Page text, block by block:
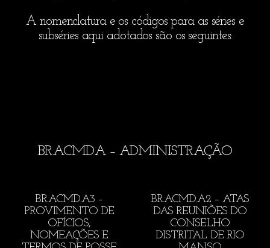
A nomenclatura e os códigos para as séries e
subséries aqui adotados são os seguintes:
BR.ACMD.A – ADMINISTRAÇÃO
BR.ACMD.A3 –
PROVIMENTO DE
OFÍCIOS,
NOMEAÇÕES E
BR.ACMD.A2 – ATAS
DAS REUNIÕES DO
CONSELHO
DISTRITAL DE RIO